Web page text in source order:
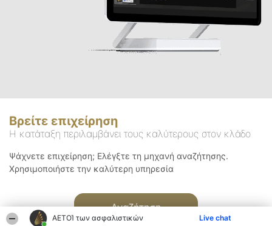
ΑΕΤΟΊ των ασφαλιστικών Live chat
Βρείτε επιχείρηση
Η κατάταξη περιλαμβάνει τους καλύτερους στον κλάδο
Ψάχνετε επιχείρηση; Ελέγξτε τη μηχανή αναζήτησης.
Χρησιμοποιήστε την καλύτερη υπηρεσία
Αναζήτηση